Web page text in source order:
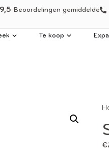
9,5 Beoordelingen gemiddelde
Te koop
€